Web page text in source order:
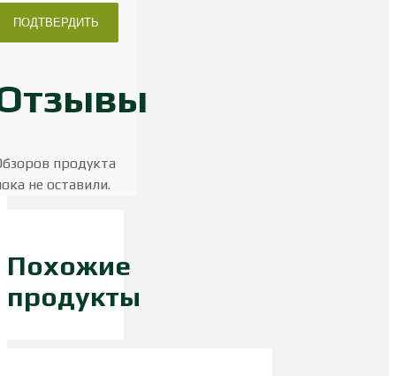
продукта
не оставили.
Похожие
продукты